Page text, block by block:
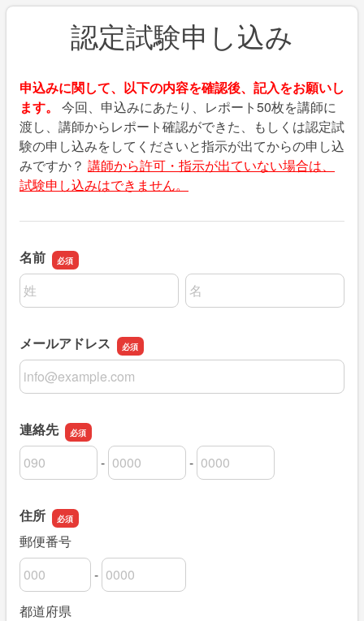
認定試験申し込み
申込みに関して、以下の内容を確認後、記入をお願いし
ます。
今回、申込みにあたり、レポート50枚を講師に
渡し、講師からレポート確認ができた、もしくは認定試
験の申し込みをしてくださいと指示が出てからの申し込
みですか？ 講師から許可・指示が出ていない場合は、
試験申し込みはできません。
名前
名前の姓
名前の名
メールアドレス
メールアドレス
連絡先
連絡先の市外局番
-
連絡先の市内局番 -
連絡先の加入者番号
住所
郵便番号
郵便番号の上3桁
-
郵便番号の下4桁
都道府県